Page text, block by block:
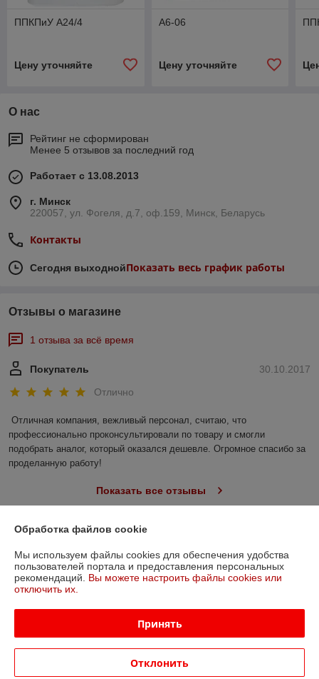
ППКПиУ А24/4
Цену уточняйте
А6-06
Цену уточняйте
О нас
Рейтинг не сформирован
Менее 5 отзывов за последний год
Работает с 13.08.2013
г. Минск
220057, ул. Фогеля, д.7, оф.159, Минск, Беларусь
Контакты
Сегодня выходнойПоказать весь график работы
Отзывы о магазине
1 отзыва за всё время
30.10.2017
Покупатель
Отлично
Отличная компания, вежливый персонал, считаю, что
профессионально проконсультировали по товару и смогли
подобрать аналог, который оказался дешевле. Огромное спасибо за
проделанную работу!
Показать все отзывы
Контакты
График работы
Полная версия сайта
Обработка файлов cookie
Мы используем файлы cookies для обеспечения удобства
пользователей портала и предоставления персональных
рекомендаций. Вы можете настроить файлы cookies или
отключить их.
Принять
Отклонить